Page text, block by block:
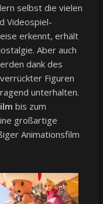
selbst die vielen
Videospiel-
erkennt, erhält
Aber auch
dank des
Figuren
unterhalten.
bis zum
großartige
Animationsfilm